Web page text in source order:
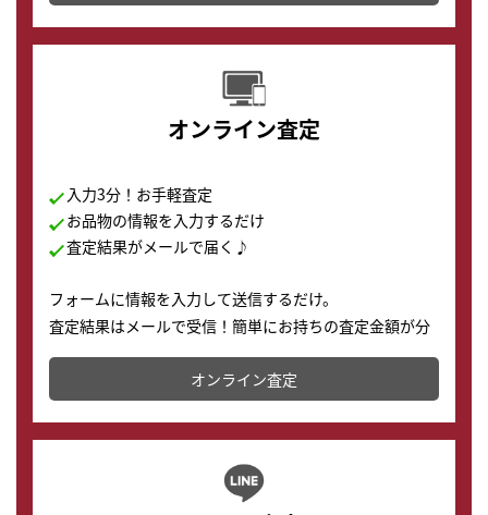
す。
オンライン査定
入力3分！お手軽査定
お品物の情報を入力するだけ
査定結果がメールで届く♪
フォームに情報を入力して送信するだけ。
査定結果はメールで受信！簡単にお持ちの査定金額が分
かります。
オンライン査定